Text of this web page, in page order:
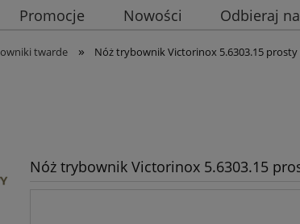
Promocje Nowości Odbieraj
twarde » Nóż trybownik Victorinox 5.6303.15
Nóż trybownik Victorinox 5.6303.15